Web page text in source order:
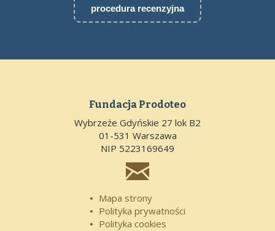
procedura recenzyjna
Fundacja Prodoteo
Wybrzeże Gdyńskie 27 lok B2
01-531 Warszawa
NIP 5223169649

Mapa strony
Polityka prywatności
Polityka cookies